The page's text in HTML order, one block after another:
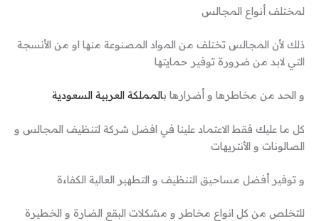
لمختلف أنواع المجالس
ذلك لأن المجالس تختلف من المواد المصنوعة منها او من الأنسجة
التي لابد من ضرورة توفير حمايتها
و الحد من مخاطرها و أضرارها بالمملكة العربية السعودية
كل ما عليك فقط الاعتماد علينا في افضل شركة لتنظيف المجالس و
الصالونات و الأنتريهات
و توفير أفضل مساحيق التنظيف و التطهير العالية الكفاءة
للتخلص من كل انواع مخاطر و مشكلات البقع الضارة و الخطيرة